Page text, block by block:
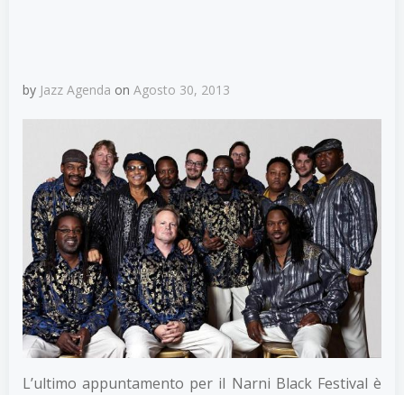
by Jazz Agenda on Agosto 30, 2013
L’ultimo appuntamento per il Narni Black Festival è